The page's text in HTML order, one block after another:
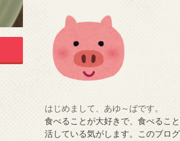
はじめまして、あゆ～ばです。
食べることが大好きで、食べるこ
活している気がします。このブロ